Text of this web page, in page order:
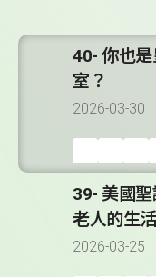
40- 你也
室？
2026-03-30
39- 美國
老人的生活
2026-03-25